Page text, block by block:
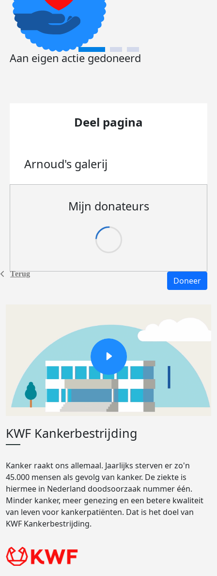
Terug
Aan eigen actie gedoneerd
Deel pagina
Arnoud's galerij
Mijn donateurs
Doneer
KWF Kankerbestrijding
Kanker raakt ons allemaal. Jaarlijks sterven er zo'n
45.000 mensen als gevolg van kanker. De ziekte is
hiermee in Nederland doodsoorzaak nummer één.
Minder kanker, meer genezing en een betere kwaliteit
van leven voor kankerpatiënten. Dat is het doel van
KWF Kankerbestrijding.